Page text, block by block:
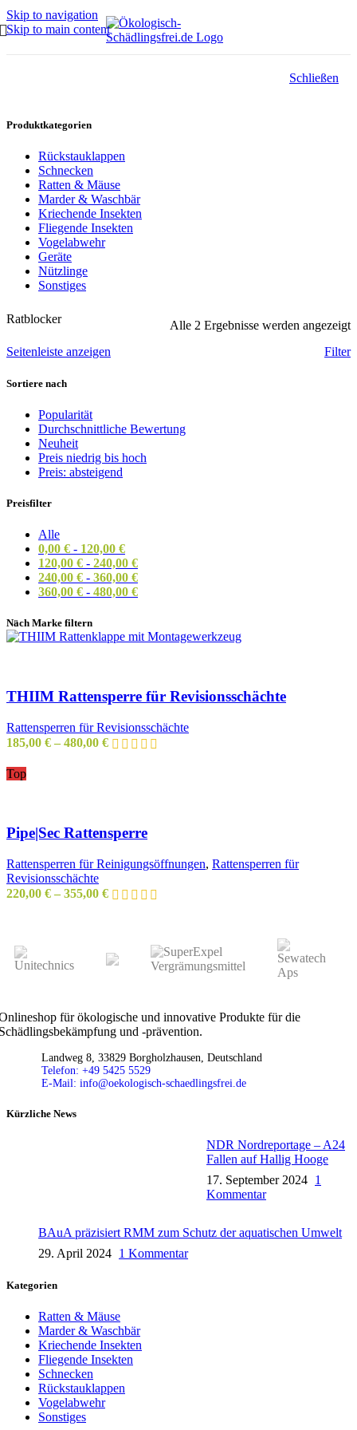
Skip to navigation
Skip to main content
Schließen
Produktkategorien
Rückstauklappen
Schnecken
Ratten & Mäuse
Marder & Waschbär
Kriechende Insekten
Fliegende Insekten
Vogelabwehr
Geräte
Nützlinge
Sonstiges
Ratblocker
Alle 2 Ergebnisse werden angezeigt
Seitenleiste anzeigen
Filter
Sortiere nach
Popularität
Durchschnittliche Bewertung
Neuheit
Preis niedrig bis hoch
Preis: absteigend
Preisfilter
Alle
0,00 € - 120,00 €
120,00 € - 240,00 €
240,00 € - 360,00 €
360,00 € - 480,00 €
Nach Marke filtern
THIIM Rattensperre für Revisionsschächte
Rattensperren für Revisionsschächte
185,00 € – 480,00 €
Top
Pipe|Sec Rattensperre
Rattensperren für Reinigungsöffnungen, Rattensperren für
Revisionsschächte
220,00 € – 355,00 €
für ökologische und innovative Produkte für die
und -prävention.
Landweg 8, 33829 Borgholzhausen, Deutschland
Telefon: +49 5425 5529
E-Mail: info@oekologisch-schaedlingsfrei.de
Kürzliche News
NDR Nordreportage – A24
Fallen auf Hallig Hooge
17. September 2024 1
Kommentar
BAuA präzisiert RMM zum Schutz der aquatischen Umwelt
29. April 2024 1 Kommentar
Kategorien
Ratten & Mäuse
Marder & Waschbär
Kriechende Insekten
Fliegende Insekten
Schnecken
Rückstauklappen
Vogelabwehr
Sonstiges